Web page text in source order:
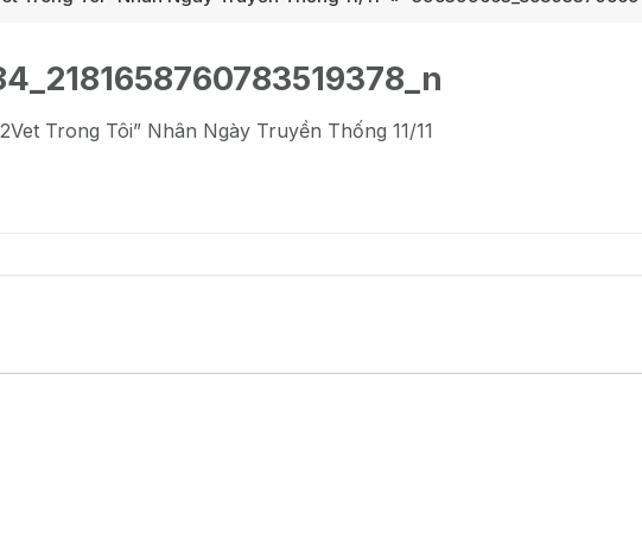
Trong Tôi” Nhân Ngày Truyền Thống 11/11